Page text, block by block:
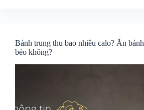
Bánh trung thu bao nhiêu calo? Ăn
béo không?